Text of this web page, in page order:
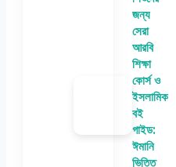
জন্য
সেরা
আরবি
শিক্ষা
কোর্স ও
ইসলামিক
বই
গাইড:
ঈমানি
ভিত্তি